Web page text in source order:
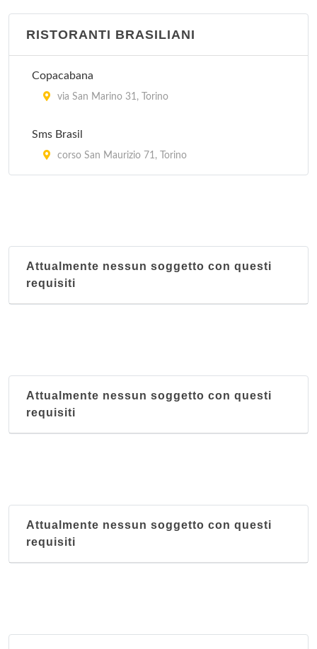
RISTORANTI BRASILIANI
Copacabana
via San Marino 31, Torino
Sms Brasil
corso San Maurizio 71, Torino
Attualmente nessun soggetto con questi
requisiti
Attualmente nessun soggetto con questi
requisiti
Attualmente nessun soggetto con questi
requisiti